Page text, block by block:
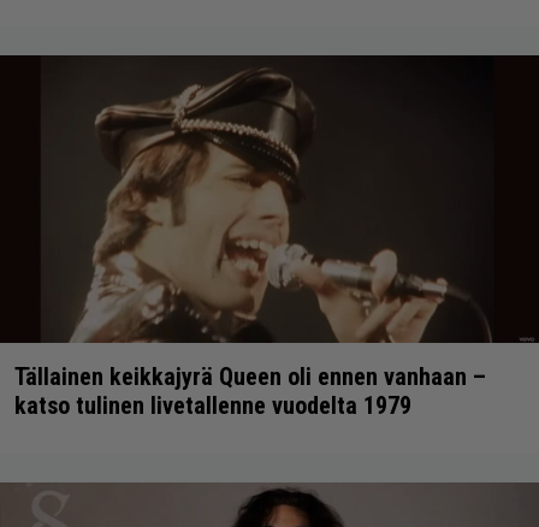
Tällainen keikkajyrä Queen oli ennen vanhaan –
katso tulinen livetallenne vuodelta 1979